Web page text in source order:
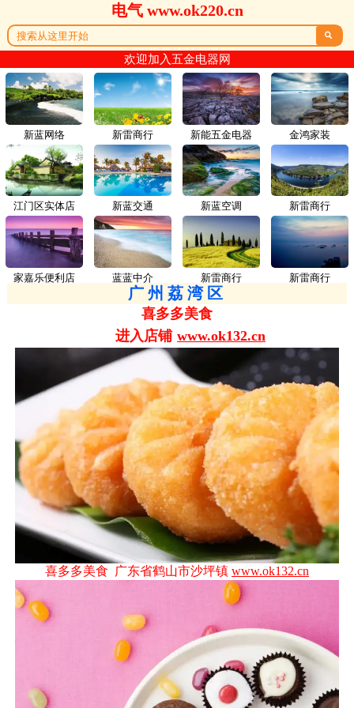
电气 www.ok220.cn

欢迎加入五金电器网
新蓝网络 新雷商行
江门区实体店 新蓝交通
家嘉乐便利店 蓝蓝中介
新能五金电器 金鸿家装
新蓝空调 新雷商行
新雷商行 新雷商行
广州荔湾区
喜多多美食
进入店铺 www.ok132.cn
喜多多美食 广东省鹤山市沙坪镇 www.ok132.cn